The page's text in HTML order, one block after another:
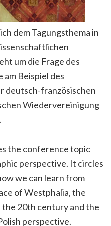
dem Tagungsthema in
um die Frage des
am Beispiel des
deutsch-französischen
Wiedervereinigung
the conference topic
perspective. It circles
we can learn from
of Westphalia, the
the 20th century and the
perspective.